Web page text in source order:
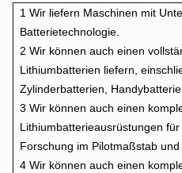
1 Wir liefern Maschinen mit
Batterietechnologie.
2 Wir können auch einen
Lithiumbatterien liefern,
Zylinderbatterien,
3 Wir können auch einen
Lithiumbatterieausrüstungen
Forschung im Pilotmaßstab
4 Wir können auch einen